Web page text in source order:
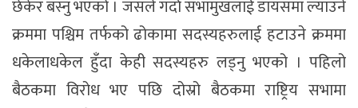
छेकेर बस्नु भएको । जसले गर्दा सभामुखलाई डायसमा ल्याउने
क्रममा पश्चिम तर्फको ढोकामा सदस्यहरुलाई हटाउने क्रममा
धकेलाधकेल हुँदा केही सदस्यहरु लड्नु भएको । पहिलो
बैठकमा विरोध भए पछि दोस्रो बैठकमा राष्ट्रिय सभामा